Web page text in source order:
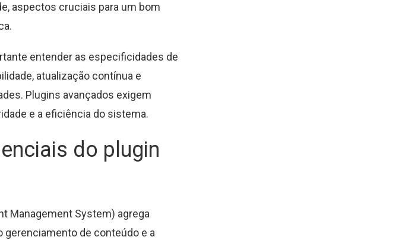
aspectos cruciais para um bom
entender as especificidades de
atualização contínua e
Plugins avançados exigem
e a eficiência do sistema.
do plugin
Management System) agrega
de conteúdo e a